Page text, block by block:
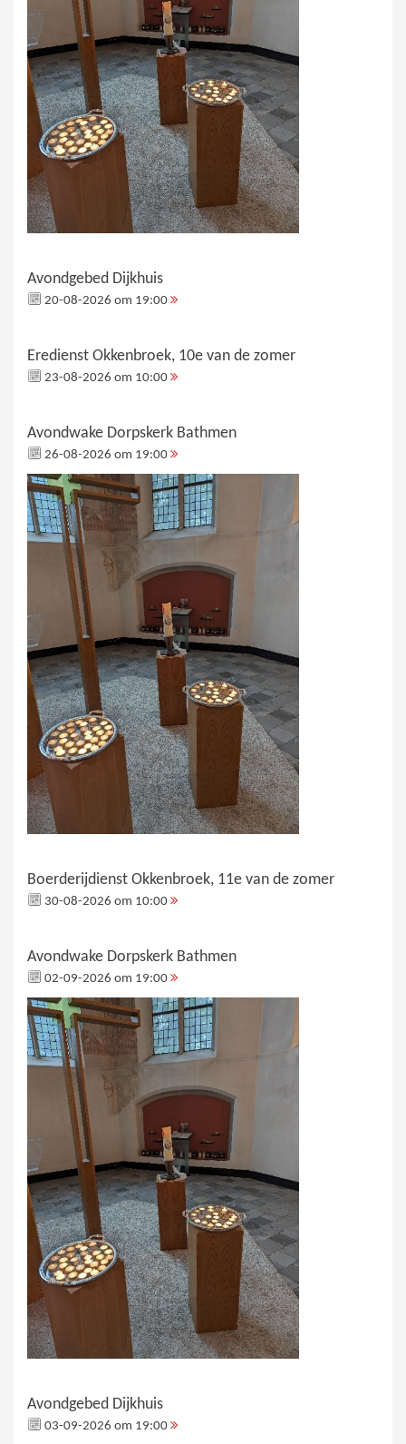
Avondgebed Dijkhuis
20-08-2026 om 19:00
Eredienst Okkenbroek, 10e van de zomer
23-08-2026 om 10:00
Avondwake Dorpskerk Bathmen
26-08-2026 om 19:00
Boerderijdienst Okkenbroek, 11e van de zomer
30-08-2026 om 10:00
Avondwake Dorpskerk Bathmen
02-09-2026 om 19:00
Avondgebed Dijkhuis
03-09-2026 om 19:00